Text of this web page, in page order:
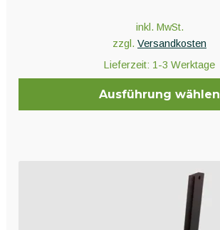
inkl. MwSt.
zzgl. Versandkosten
Lieferzeit: 1-3 Werktage
Ausführung wählen